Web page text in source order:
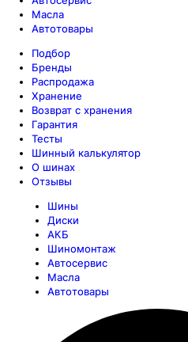
Масла
Автотовары
Подбор
Бренды
Распродажа
Хранение
Возврат с хранения
Гарантия
Тесты
Шинный калькулятор
О шинах
Отзывы
Шины
Диски
АКБ
Шиномонтаж
Автосервис
Масла
Автотовары